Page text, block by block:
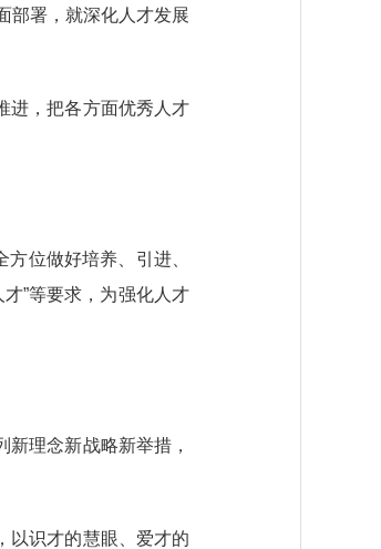
部署，就深化人才发展
，把各方面优秀人才
位做好培养、引进、
”等要求，为强化人才
理念新战略新举措，
识才的慧眼、爱才的